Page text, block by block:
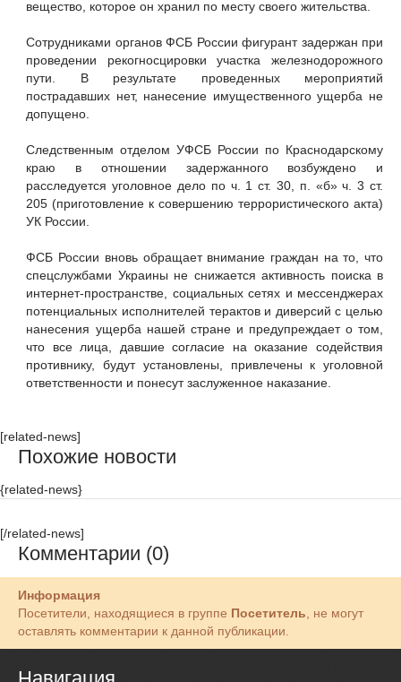
вещество, которое он хранил по месту своего жительства.
Сотрудниками органов ФСБ России фигурант задержан при
проведении рекогносцировки участка железнодорожного
пути. В результате проведенных мероприятий
пострадавших нет, нанесение имущественного ущерба не
допущено.
Следственным отделом УФСБ России по Краснодарскому
краю в отношении задержанного возбуждено и
расследуется уголовное дело по ч. 1 ст. 30, п. «б» ч. 3 ст.
205 (приготовление к совершению террористического акта)
УК России.
ФСБ России вновь обращает внимание граждан на то, что
спецслужбами Украины не снижается активность поиска в
интернет-пространстве, социальных сетях и мессенджерах
потенциальных исполнителей терактов и диверсий с целью
нанесения ущерба нашей стране и предупреждает о том,
что все лица, давшие согласие на оказание содействия
противнику, будут установлены, привлечены к уголовной
ответственности и понесут заслуженное наказание.
[related-news]
Похожие новости
{related-news}
[/related-news]
Комментарии (0)
Информация
Посетители, находящиеся в группе Посетитель, не могут
оставлять комментарии к данной публикации.